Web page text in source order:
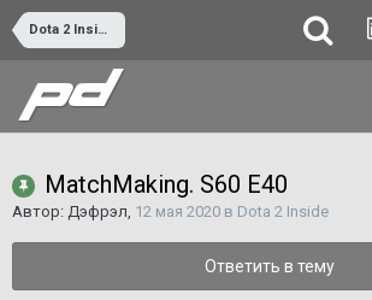
Dota 2 Inside
MatchMaking. S60 E40
Автор: Дэфрэл, 12 мая 2020 в Dota 2 Inside
Ответить в тему